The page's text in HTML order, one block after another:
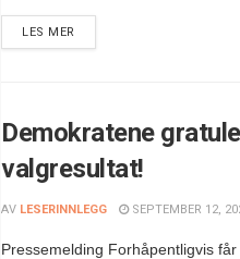
LES MER
Demokratene
valgresultat!
AV LESERINNLEGG SEPTEMBER 12,
Pressemelding Forhåpentligvis får